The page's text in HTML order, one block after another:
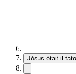
Jésus était-il